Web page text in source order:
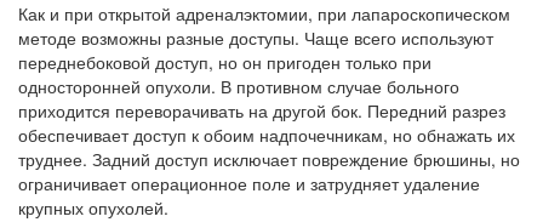
Как и при открытой адреналэктомии, при лапароскопическом
методе возможны разные доступы. Чаще всего используют
переднебоковой доступ, но он пригоден только при
односторонней опухоли. В противном случае больного
приходится пере­ворачивать на другой бок. Передний разрез
обеспечивает доступ к обоим надпочеч­никам, но обнажать их
труднее. Задний доступ исключает повреждение брюшины, но
ограничивает операционное поле и затрудняет удаление
крупных опухолей.